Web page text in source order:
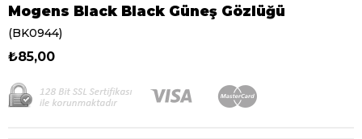
Mogens Black Black Güneş Gözlüğü
(BK0944)
₺85,00